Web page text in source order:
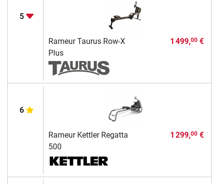
5
Rameur Taurus Row-X
Plus
1 499,00€
6
Rameur Kettler Regatta
500
1 299,00€